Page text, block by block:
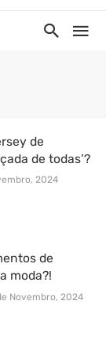
de
de todas’?
2024
de
moda?!
Novembro, 2024